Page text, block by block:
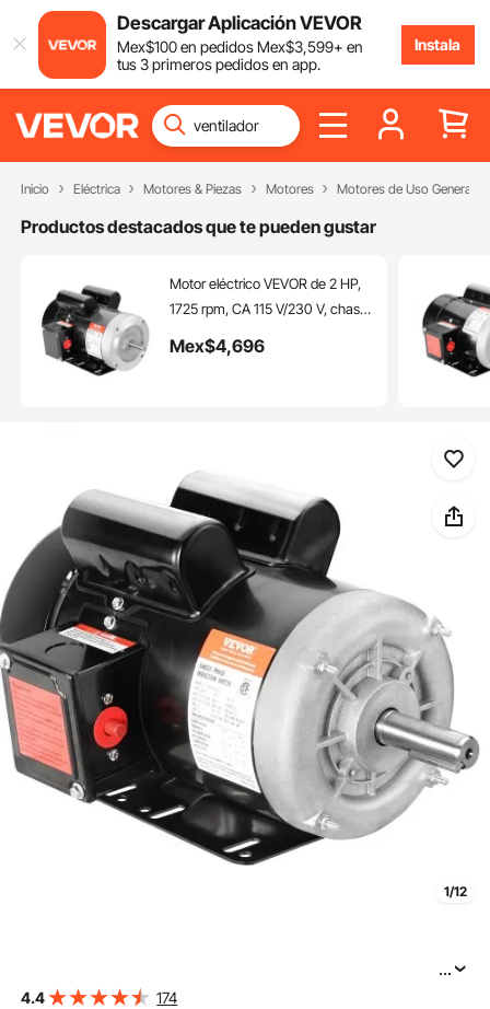
Descargar Aplicación VEVOR
Mex$100en pedidos Mex$3,599+ en
tus 3 primeros pedidos en app.
Instala
Inicio Eléctrica Motores & Piezas Motores Motores de Uso General
Productos destacados que te pueden gustar
Motor eléctrico VEVOR de 2 HP,
1725 rpm, CA 115 V/230 V, chasis
monofásico, eje con chaveta de
Mex$4,696
1/12
Motor eléctrico VEVOR de 2 HP, 1725 rpm, CA 115 V/230
...
4.4 174